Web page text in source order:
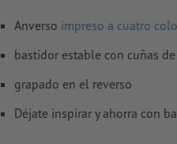
Anverso impreso a cuatro
bastidor estable con cuñas
grapado en el reverso
Déjate inspirar y ahorra con